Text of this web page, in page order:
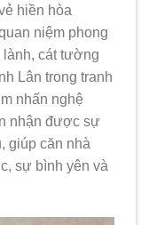
hiền hòa
niệm phong
lành, cát tường
Lân trong tranh
nhấn nghệ
nhận được sự
giúp căn nhà
sự bình yên và